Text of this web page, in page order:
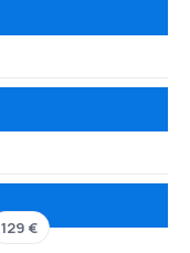
129 €